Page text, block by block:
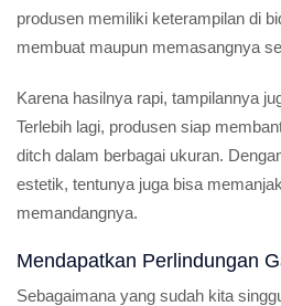
produsen memiliki keterampilan di
membuat maupun memasangnya
Karena hasilnya rapi, tampilannya
Terlebih lagi, produsen siap
ditch dalam berbagai ukuran.
estetik, tentunya juga bisa
memandangnya.
Mendapatkan Perlindungan
Sebagaimana yang sudah kita